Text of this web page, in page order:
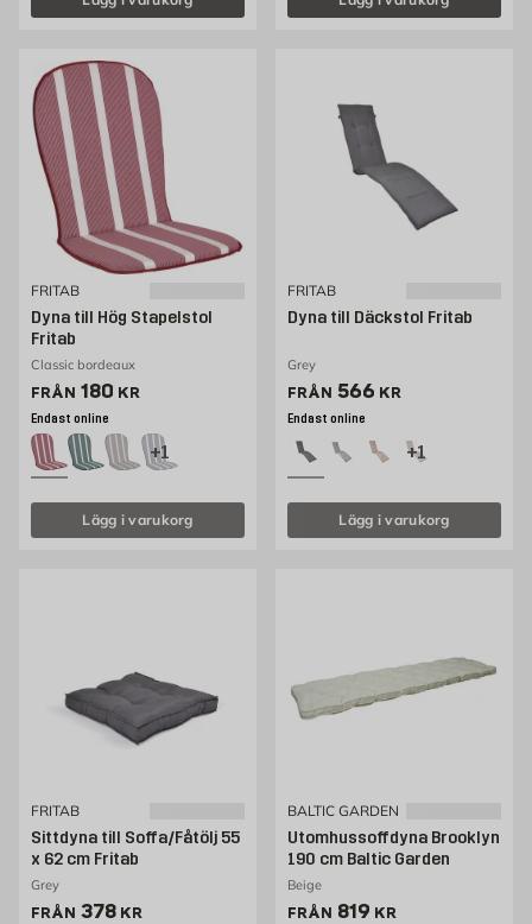
FRITAB
Dyna till Hög Stapelstol
Fritab
Classic bordeaux
FRÅN Pris 180 kr
180 KR
Endast online
+1
Lägg i varukorg
FRITAB
Dyna till Däckstol Fritab
Grey
FRÅN Pris 566 kr
566 KR
Endast online
+1
Lägg i varukorg
FRITAB
Sittdyna till Soffa/Fåtölj 55
x 62 cm Fritab
Grey
FRÅN Pris 378 kr
378 KR
BALTIC GARDEN
Utomhussoffdyna Brooklyn
190 cm Baltic Garden
Beige
FRÅN Pris 819 kr
819 KR